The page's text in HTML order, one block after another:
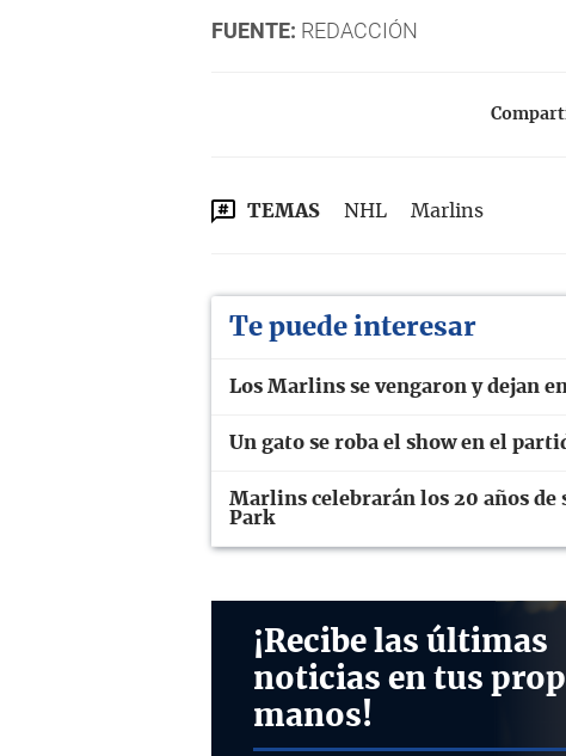
FUENTE: REDACCIÓN
TEMAS NHL Marlins
Te puede interesar
Los Marlins se vengaron y dejan
Un gato se roba el show en el
Marlins celebrarán los 20 años
Park
¡Recibe las últimas
noticias en tus
manos!